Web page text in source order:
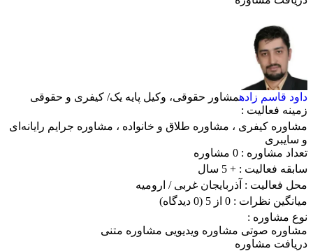
داود قاسم زادهمشاور حقوقی، وکیل پایه یک/ کیفری و حقوقی
زمینه فعالیت :
مشاوره کیفری ، مشاوره طلاق و خانواده ، مشاوره جرایم رایانه‌ای
و سایبری
تعداد مشاوره : 0 مشاوره
سابقه فعالیت : + 5 سال
محل فعالیت : آذربایجان غربی/ ارومیه
میانگین نظرات : 0 از 5
(0 دیدگاه)
نوع مشاوره :
مشاوره صوتی مشاوره ویدیویی مشاوره متنی
دریافت مشاوره